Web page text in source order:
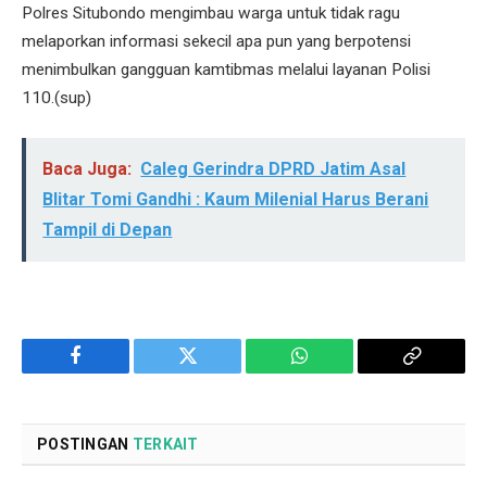
Polres Situbondo mengimbau warga untuk tidak ragu
melaporkan informasi sekecil apa pun yang berpotensi
menimbulkan gangguan kamtibmas melalui layanan Polisi
110.(sup)
Baca Juga: Caleg Gerindra DPRD Jatim Asal
Blitar Tomi Gandhi : Kaum Milenial Harus Berani
Tampil di Depan
Facebook Twitter WhatsApp
Copy
POSTINGAN TERKAIT